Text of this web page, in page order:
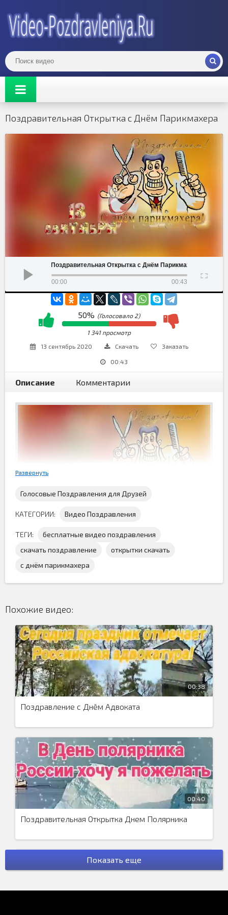
Поздравительная Открытка с Днём Парикмахера
Поздравительная Открытка с Днём Парикмахера
00:00 00:43
50% (Голосовало 2)
1 341 просмотр
13 сентябрь 2020
Скачать Заказать
00:43
Описание Комментарии
Скачать бесплатно поздравительную видео открытку
с днём парикмахера
Развернуть
Голосовые Поздравления для Друзей
КАТЕГОРИИ: Видео Поздравления
ТЕГИ:
бесплатные видео поздравления
скачать поздравление
открытки скачать
с днём парикмахера
Похожие видео:
00:38
Поздравление с Днём Адвоката
00:40
Поздравительная Открытка Днем Полярника
Показать еще